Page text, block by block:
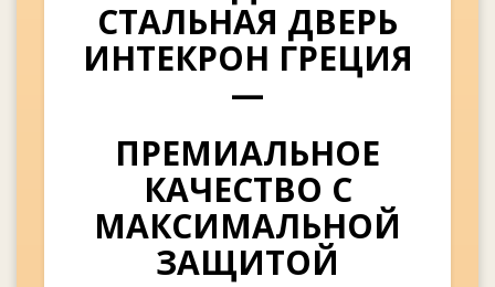
СТАЛЬНАЯ ДВЕРЬ
ИНТЕКРОН ГРЕЦИЯ
—
ПРЕМИАЛЬНОЕ
КАЧЕСТВО С
МАКСИМАЛЬНОЙ
ЗАЩИТОЙ